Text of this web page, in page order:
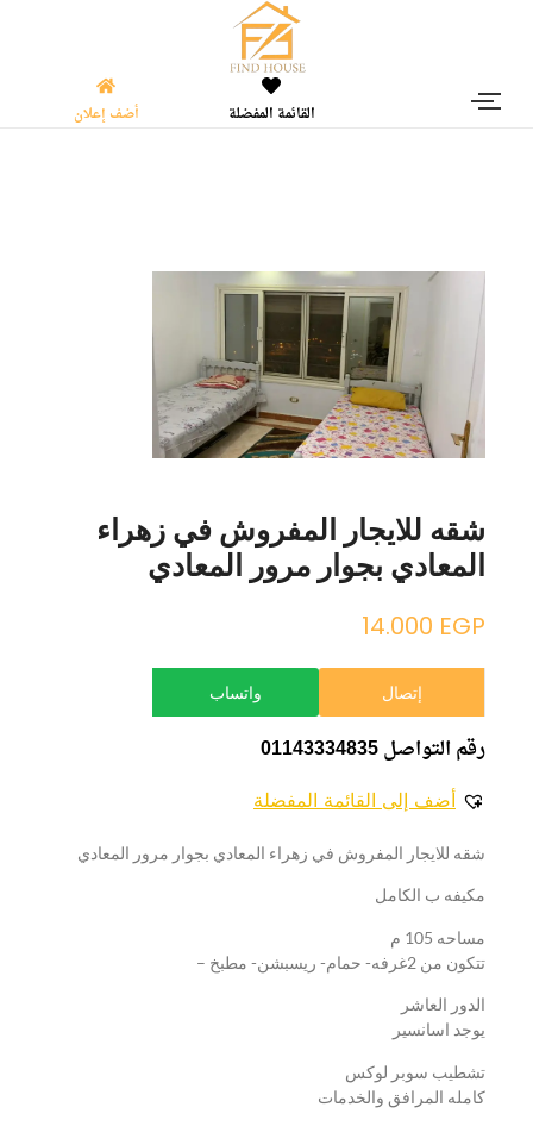
القائمة المفضلة أضف إعلان
شقه للايجار المفروش في زهراء
المعادي بجوار مرور المعادي
14.000 EGP
إتصال واتساب
رقم التواصل 01143334835
أضف إلى القائمة المفضلة
شقه للايجار المفروش في زهراء المعادي بجوار مرور المعادي
مكيفه ب الكامل
مساحه 105 م
تتكون من 2غرفه- حمام- ريسبشن- مطبخ –
الدور العاشر
يوجد اسانسير
تشطيب سوبر لوكس
كامله المرافق والخدمات